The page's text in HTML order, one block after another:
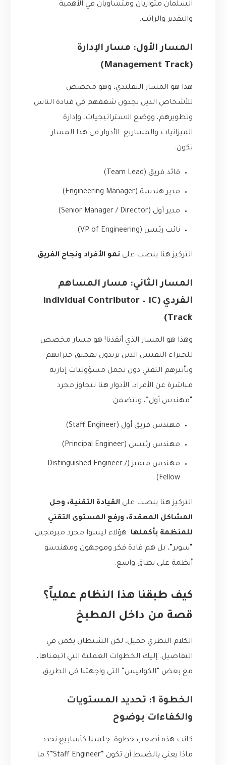
السلمان متوازيان ومتساويان في الأهمية
والتقدير والراتب.
المسار الأول: مسار الإدارة
(Management Track)
هذا هو المسار التقليدي، وهو مخصص
للأشخاص الذين يجدون شغفهم في قيادة الناس
وتطويرهم، ووضع الاستراتيجيات، وإدارة
الميزانيات والمشاريع. الأدوار في هذا المسار
تكون:
قائد فريق (Team Lead)
مدير هندسة (Engineering Manager)
مدير أول (Senior Manager / Director)
نائب رئيس (VP of Engineering)
التركيز هنا ينصب على نمو الأفراد ونجاح الفريق.
المسار الثاني: مسار المساهم
الفردي (Individual Contributor – IC
Track)
وهذا هو المسار الذي أنقذنا! هو مسار مخصص
للخبراء التقنيين الذين يريدون تعميق خبراتهم
وتأثيرهم التقني دون تحمل مسؤوليات إدارية
مباشرة عن الأفراد. الأدوار هنا تتجاوز مجرد
“مهندس أول”، وتتضمن:
مهندس فريق أول (Staff Engineer)
مهندس رئيسي (Principal Engineer)
مهندس متميز (Distinguished Engineer /
Fellow)
التركيز هنا ينصب على القيادة التقنية، وحل
المشاكل المعقدة، ورفع المستوى التقني
للمنظمة بأكملها. هؤلاء ليسوا مجرد مبرمجين
“سوبر”، بل هم قادة فكر وموجهون ومهندسو
أنظمة على نطاق واسع.
كيف طبقنا هذا النظام عملياً؟
قصة من داخل المطبخ
الكلام النظري جميل، لكن الشيطان يكمن في
التفاصيل. إليك الخطوات العملية التي اتبعناها،
مع بعض “الكوابيس” التي واجهتنا في الطريق.
الخطوة 1: تحديد المستويات
والكفاءات بوضوح
كانت هذه أصعب خطوة. جلسنا كأسابيع نحدد
ماذا يعني بالضبط أن تكون “Staff Engineer”؟ ما